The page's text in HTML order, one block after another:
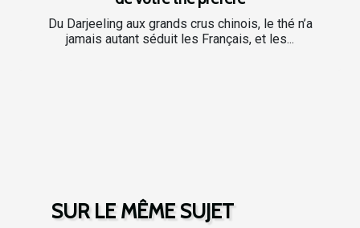
Du Darjeeling aux grands crus chinois, le thé n’a
jamais autant séduit les Français, et les...
SUR LE MÊME SUJET